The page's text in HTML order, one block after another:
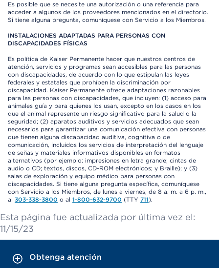
Es posible que se necesite una autorización o una referencia para
acceder a algunos de los proveedores mencionados en el directorio.
Si tiene alguna pregunta, comuníquese con Servicio a los Miembros.
INSTALACIONES ADAPTADAS PARA PERSONAS CON
DISCAPACIDADES FÍSICAS
Es política de Kaiser Permanente hacer que nuestros centros de
atención, servicios y programas sean accesibles para las personas
con discapacidades, de acuerdo con lo que estipulan las leyes
federales y estatales que prohíben la discriminación por
discapacidad. Kaiser Permanente ofrece adaptaciones razonables
para las personas con discapacidades, que incluyen: (1) acceso para
animales guía y para quienes los usan, excepto en los casos en los
que el animal represente un riesgo significativo para la salud o la
seguridad; (2) aparatos auditivos y servicios adecuados que sean
necesarios para garantizar una comunicación efectiva con personas
que tienen alguna discapacidad auditiva, cognitiva o de
comunicación, incluidos los servicios de interpretación del lenguaje
de señas y materiales informativos disponibles en formatos
alternativos (por ejemplo: impresiones en letra grande; cintas de
audio o CD; textos, discos, CD-ROM electrónicos; y Braille); y (3)
salas de exploración y equipo médico para personas con
discapacidades. Si tiene alguna pregunta específica, comuníquese
con Servicio a los Miembros, de lunes a viernes, de 8 a. m. a 6 p. m.,
al 303-338-3800 o al 1-800-632-9700 (TTY 711).
Esta página fue actualizada por última vez el:
11/15/23
Obtenga atención